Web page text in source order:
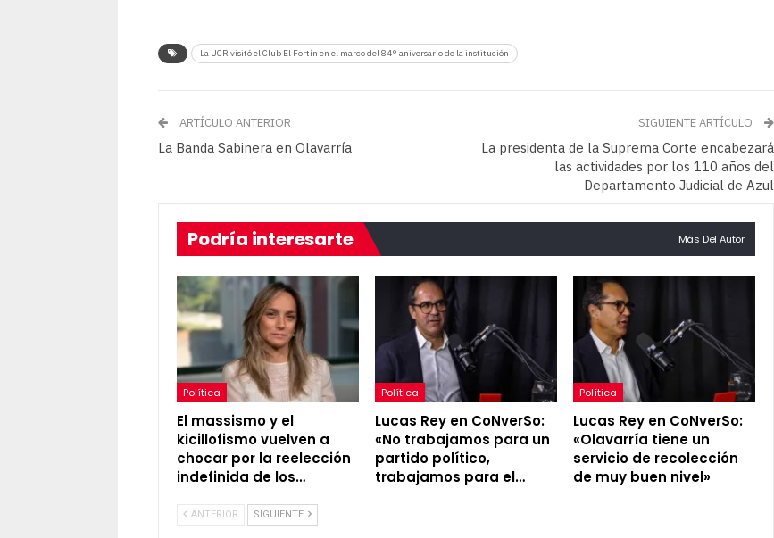
La UCR visitó el Club El Fortín en el marco del 84° aniversario de la institución
ARTÍCULO ANTERIOR
La Banda Sabinera en Olavarría
SIGUIENTE ARTÍCULO
La presidenta de la Suprema Corte encabezará
las actividades por los 110 años del
Departamento Judicial de Azul
Podría interesarte Más Del Autor
Política
El massismo y el
kicillofismo vuelven a
chocar por la reelección
indefinida de los…
Política
Lucas Rey en CoNverSo:
«No trabajamos para un
partido político,
trabajamos para el…
Política
Lucas Rey en CoNverSo:
«Olavarría tiene un
servicio de recolección
de muy buen nivel»
ANTERIOR SIGUIENTE